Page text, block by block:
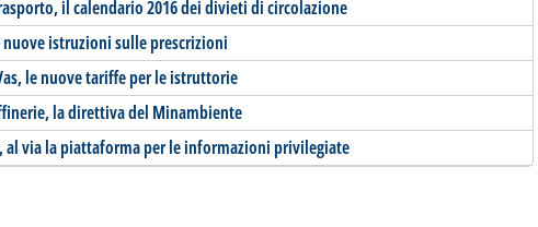
il calendario 2016 dei divieti di circolazione
nuove istruzioni sulle prescrizioni
le nuove tariffe per le istruttorie
la direttiva del Minambiente
al via la piattaforma per le informazioni privilegiate